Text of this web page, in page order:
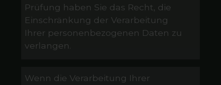
Prüfung haben Sie das Recht, die
Einschränkung der Verarbeitung
Ihrer personenbezogenen Daten zu
verlangen.
Wenn die Verarbeitung Ihrer